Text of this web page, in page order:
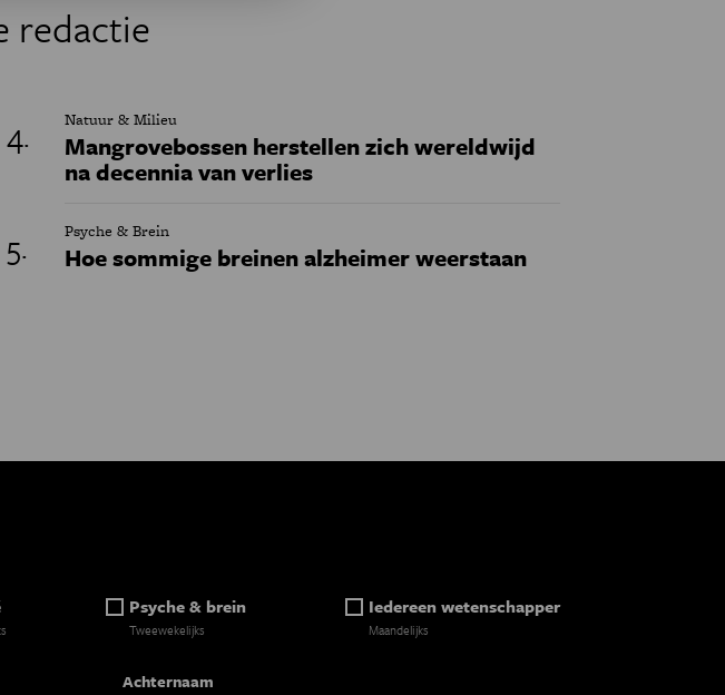
redactie
Natuur & Milieu
Mangrovebossen herstellen zich wereldwijd
na decennia van verlies
Psyche & Brein
Hoe sommige breinen alzheimer weerstaan
Psyche & brein
Tweewekelijks
Iedereen wetenschapper
Maandelijks
Achternaam